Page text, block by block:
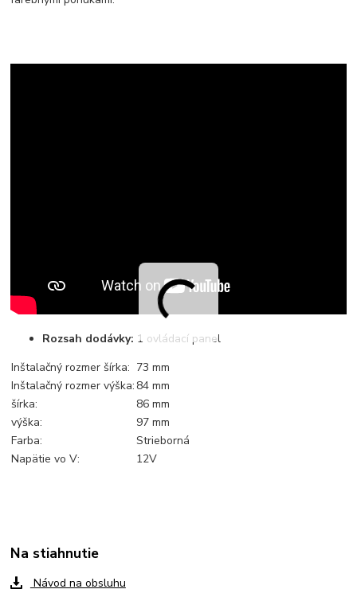
Rozsah dodávky: 1 ovládací panel
Inštalačný rozmer šírka: 73 mm
Inštalačný rozmer výška: 84 mm
šírka:
86 mm
výška:
97 mm
Farba:
Strieborná
Napätie vo V:
12V
Na stiahnutie
Návod na obsluhu